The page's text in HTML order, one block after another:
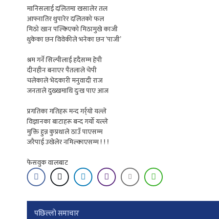
मानिसलाई दलितमा खसालेर तल
आफ्नातिर थुपारेर दलितको फल
मिठो खान पल्किएको मिठामुखे काजी
थुकेका छन विवेकीले भनेका छन ‘पाजी’
श्रम गर्ने सिल्पीलाई हदैसम्म हेपी
दीनहीन बनाएर पैतलाले चेपी
चलेकाले भेदकारी मनुवादी राज
जनताले दुख्खमाथि दुःख पाए आज
प्रगतिका गतिहरू मन्द गर्र्याे यल्ले
विज्ञानका बाटाहरू बन्द गर्यो यल्ले
मुक्ति हुन्न कुप्रथाले ठाउँ पाएसम्म
जरैपाई उखेलेर नमिल्काएसम्म ! ! !
फेसवुक वालबाट
पछिल्लाे समाचार